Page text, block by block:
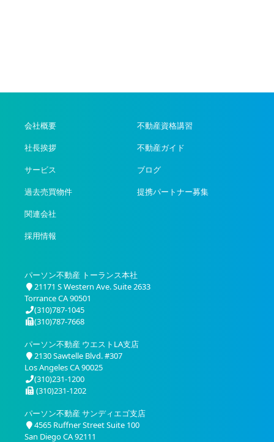
会社概要
社長挨拶
サービス
過去売買物件
関連会社
採用情報
不動産資格講習
不動産ガイド
ブログ
提携パートナー募集
パーソン不動産 トーランス本社
21171 S Western Ave. Suite 2633
Torrance CA 90501
(310)787-1045
(310)787-7668
パーソン不動産 ウエストLA支店
2130 Sawtelle Blvd. #307
Los Angeles CA 90025
(310)231-1200
(310)231-1202
パーソン不動産 サンディエゴ支店
4565 Ruffner Street Suite 100
San Diego CA 92111